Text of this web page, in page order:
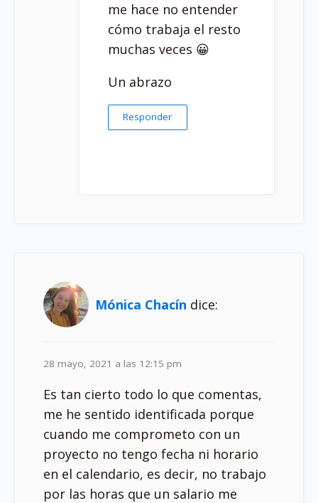
me hace no entender
cómo trabaja el resto
muchas veces 😀
Un abrazo
Responder
Mónica Chacín dice:
28 mayo, 2021 a las 12:15 pm
Es tan cierto todo lo que comentas,
me he sentido identificada porque
cuando me comprometo con un
proyecto no tengo fecha ni horario
en el calendario, es decir, no trabajo
por las horas que un salario me